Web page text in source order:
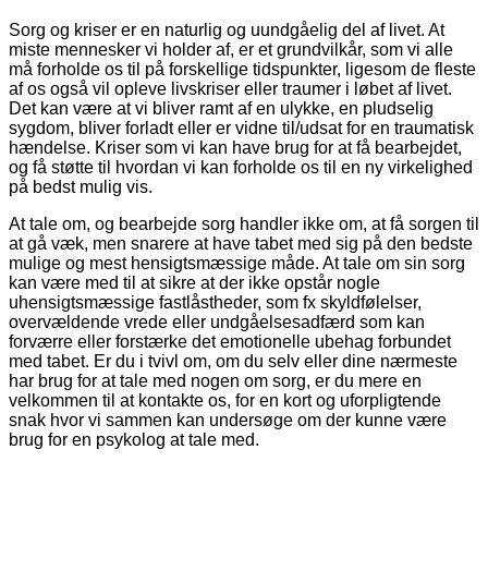
Sorg og kriser er en naturlig og uundgåelig del af livet. At
miste mennesker vi holder af, er et grundvilkår, som vi alle
må forholde os til på forskellige tidspunkter, ligesom de fleste
af os også vil opleve livskriser eller traumer i løbet af livet.
Det kan være at vi bliver ramt af en ulykke, en pludselig
sygdom, bliver forladt eller er vidne til/udsat for en traumatisk
hændelse. Kriser som vi kan have brug for at få bearbejdet,
og få støtte til hvordan vi kan forholde os til en ny virkelighed
på bedst mulig vis.
At tale om, og bearbejde sorg handler ikke om, at få sorgen til
at gå væk, men snarere at have tabet med sig på den bedste
mulige og mest hensigtsmæssige måde. At tale om sin sorg
kan være med til at sikre at der ikke opstår nogle
uhensigtsmæssige fastlåstheder, som fx skyldfølelser,
overvældende vrede eller undgåelsesadfærd som kan
forværre eller forstærke det emotionelle ubehag forbundet
med tabet. Er du i tvivl om, om du selv eller dine nærmeste
har brug for at tale med nogen om sorg, er du mere en
velkommen til at kontakte os, for en kort og uforpligtende
snak hvor vi sammen kan undersøge om der kunne være
brug for en psykolog at tale med.